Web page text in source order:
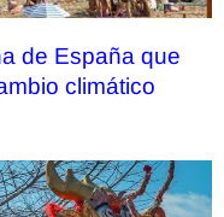
de España que
climático